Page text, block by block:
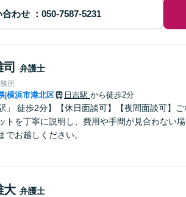
合わせ
弁護士
所
|横浜市港北区 日吉駅 から徒歩2分
」 徒歩2分】【休日面談可】【夜間面談可】
トを丁寧に説明し、費用や手間が見合わない
でお越しください。
大 弁護士